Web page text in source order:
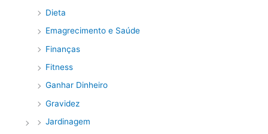
Dieta
Emagrecimento e Saúde
Finanças
Fitness
Ganhar Dinheiro
Gravidez
Jardinagem